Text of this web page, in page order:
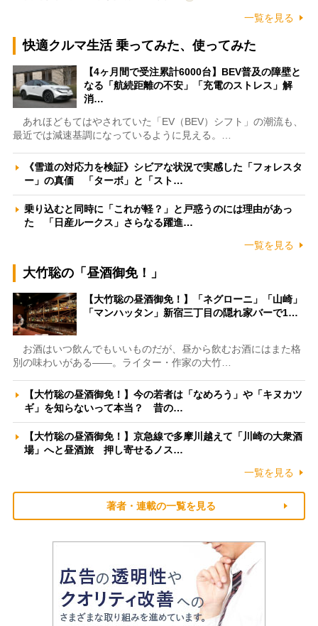
一覧を見る
快適クルマ生活 乗ってみた、使ってみた
【4ヶ月間で受注累計6000台】BEV普及の障壁と
なる「航続距離の不安」「充電のストレス」解
消…
あれほどもてはやされていた「EV（BEV）シフト」の潮流も、
最近では減速基調になっているように見える。…
《雪道の対応力を検証》シビアな状況で実感した「フォレスタ
ー」の真価 「ターボ」と「スト…
乗り込むと同時に「これが軽？」と戸惑うのには理由があっ
た 「日産ルークス」さらなる躍進…
一覧を見る
大竹聡の「昼酒御免！」
【大竹聡の昼酒御免！】「ネグローニ」「山崎」
「マンハッタン」新宿三丁目の隠れ家バーで1…
お酒はいつ飲んでもいいものだが、昼から飲むお酒にはまた格
別の味わいがある――。ライター・作家の大竹…
【大竹聡の昼酒御免！】今の若者は「なめろう」や「キヌカツ
ギ」を知らないって本当？ 昔の…
【大竹聡の昼酒御免！】京急線で多摩川越えて「川崎の大衆酒
場」へと昼酒旅 押し寄せるノス…
一覧を見る
著者・連載の一覧を見る